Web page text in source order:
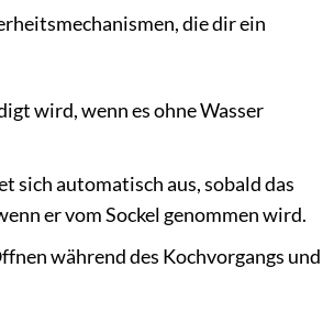
die dir ein
wird, wenn es ohne Wasser
sich automatisch aus, sobald das
er vom Sockel genommen wird.
während des Kochvorgangs und